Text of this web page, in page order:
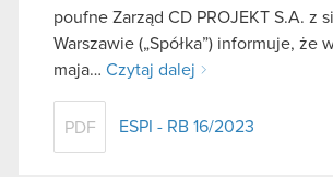
poufne Zarząd CD PROJEKT S.A. z
Warszawie („Spółka”) informuje, że
maja… Czytaj dalej
PDF ESPI - RB 16/2023